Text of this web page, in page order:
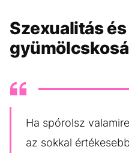
Szexualitás és
Ha spórolsz
az sokkal